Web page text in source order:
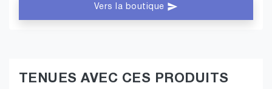
Vers la boutique
TENUES AVEC CES PRODUITS